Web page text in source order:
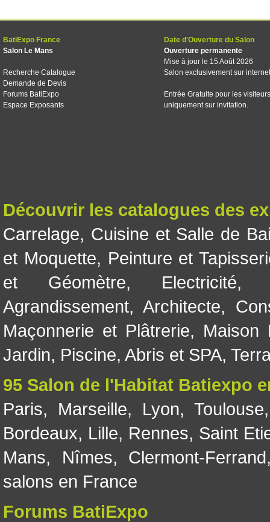
BatiExpo France
Salon Le Mans
Recherche Catalogue
Demande de Devis
Forums BatiExpo
Espace Exposants
Date d'Ouverture du Salon
Ouverture permanente
Mise à jour le 15 Août 2026
Salon exclusivement sur internet
Entrée Gratuite pour les visiteurs
uniquement sur invitation.
Découvrir les catalogues des
Carrelage, Cuisine et Salle de
et Moquette, Peinture et
et Géomètre, Electricité
Agrandissement, Architecte,
Maçonnerie et Plâtrerie, Maison
Jardin, Piscine, Abris et SPA,
95 Salon de l'Habitat Batiexpo
Paris, Marseille, Lyon, Toulouse
Bordeaux, Lille, Rennes, Saint
Mans, Nîmes, Clermont-Ferrand
salons en France
Forums BatiExpo